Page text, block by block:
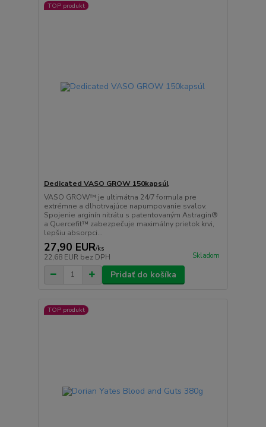
TOP produkt
Dedicated VASO GROW 150kapsúl
VASO GROW™ je ultimátna 24/7 formula pre
extrémne a dlhotrvajúce napumpovanie svalov.
Spojenie arginín nitrátu s patentovaným Astragin®
a Quercefit™ zabezpečuje maximálny prietok krvi,
lepšiu absorpci...
27,90 EUR/ks
22,68 EUR bez DPH Skladom
Pridať do košíka
TOP produkt